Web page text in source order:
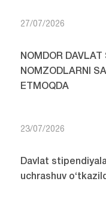
27/07/2026
NOMDOR
NOMZODLARNI
ETMOQDA
23/07/2026
Davlat
uchrashuv